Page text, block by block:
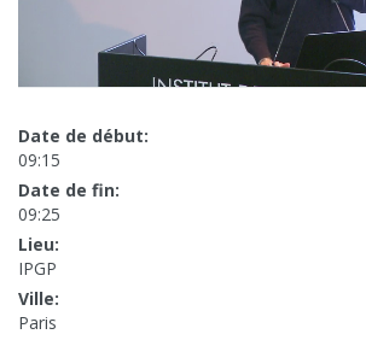
Date de début:
09:15
Date de fin:
09:25
Lieu:
IPGP
Ville:
Paris